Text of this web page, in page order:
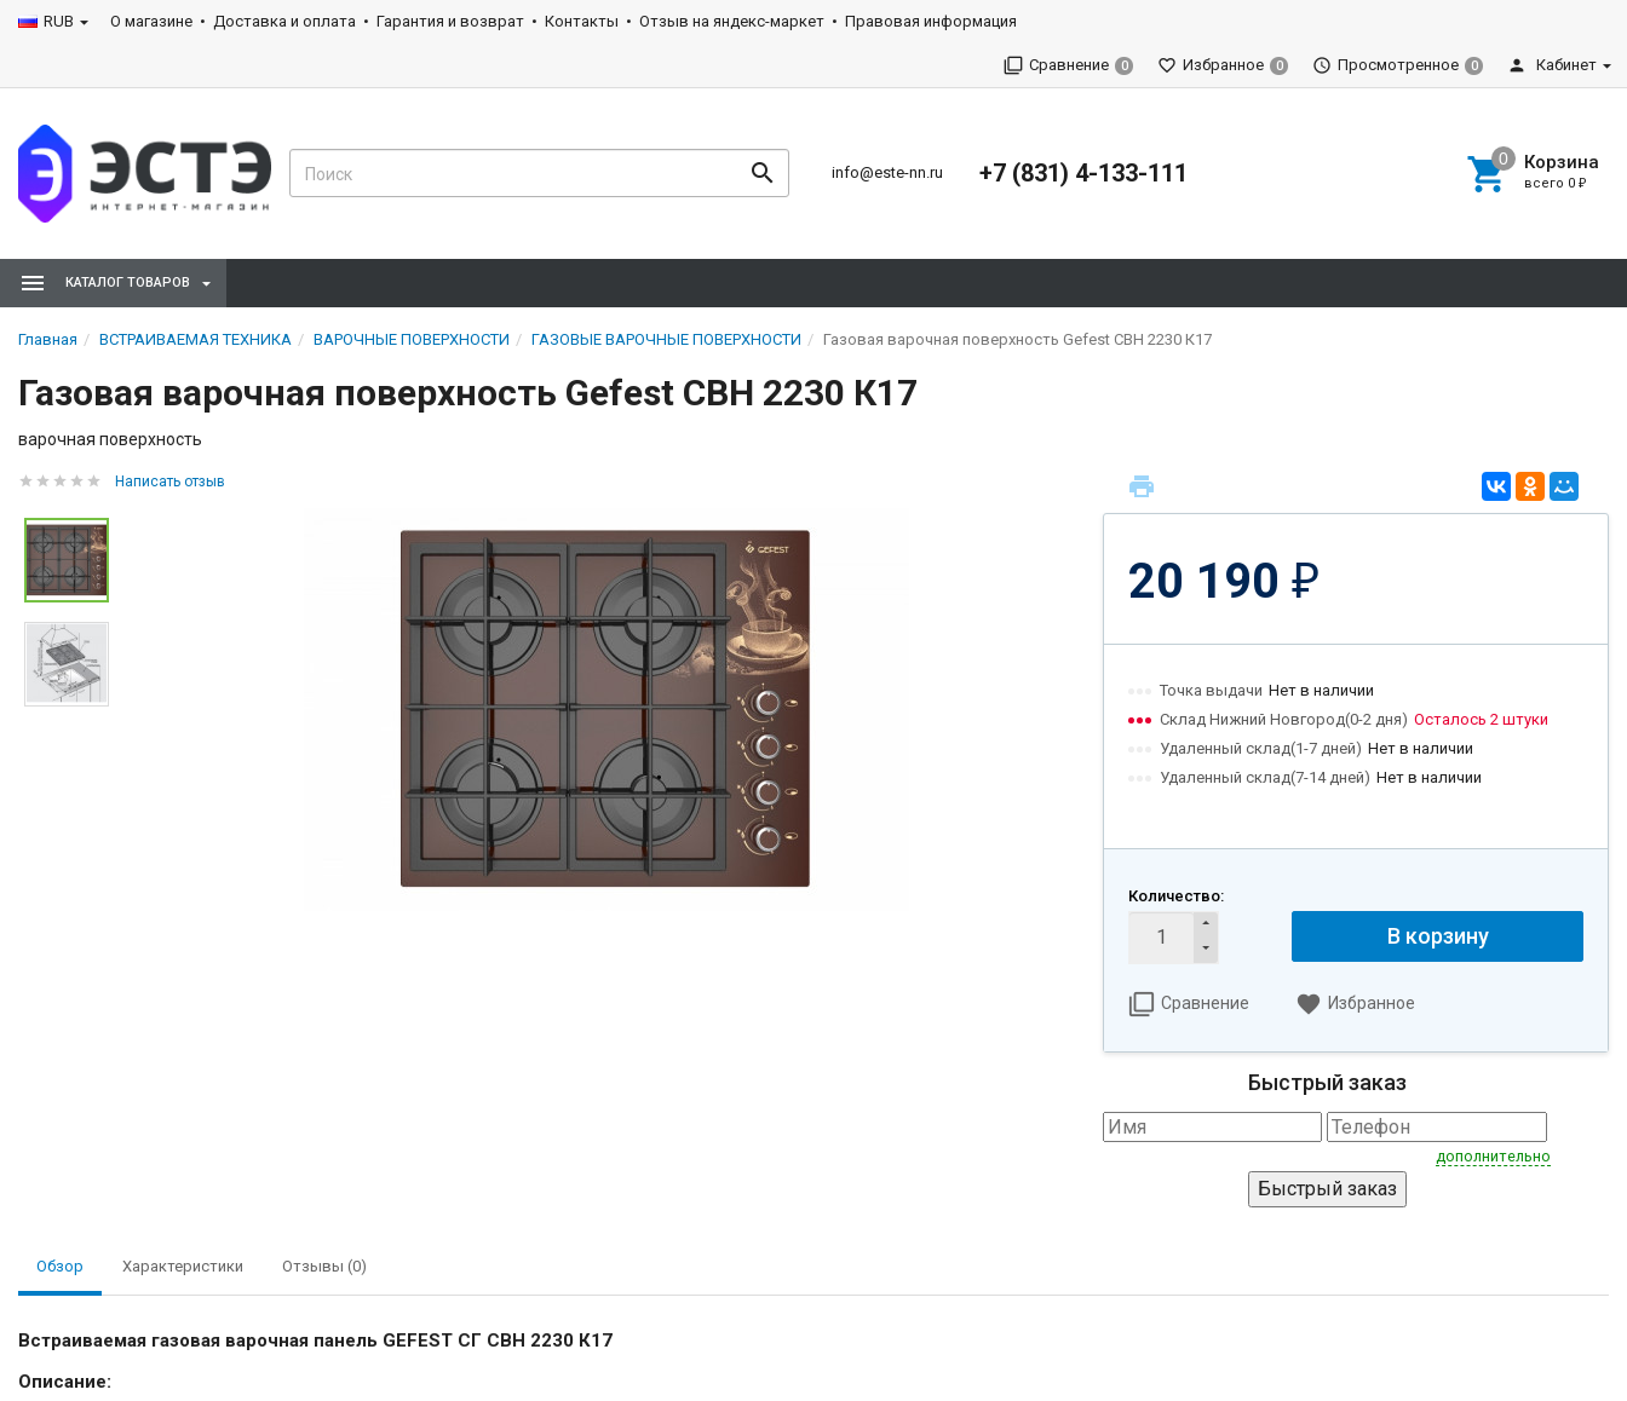
RUB О магазине Доставка и оплата Гарантия и возврат Контакты Отзыв на яндекс-маркет Правовая информация
Сравнение 0 Избранное 0 Просмотренное 0 Кабинет
info@este-nn.ru +7 (831) 4-133-111 Корзина
всего 0 ₽
КАТАЛОГ ТОВАРОВ
Главная ВСТРАИВАЕМАЯ ТЕХНИКА ВАРОЧНЫЕ ПОВЕРХНОСТИ ГАЗОВЫЕ ВАРОЧНЫЕ ПОВЕРХНОСТИ Газовая варочная поверхность Gefest СВН 2230 К17
Газовая варочная поверхность Gefest СВН 2230 К17
варочная поверхность
Написать отзыв
20 190 ₽
Точка выдачи Нет в наличии
Склад Нижний Новгород(0-2 дня) Осталось 2 штуки
Удаленный склад(1-7 дней) Нет в наличии
Удаленный склад(7-14 дней) Нет в наличии
Количество:
В корзину
Сравнение Избранное
Быстрый заказ
дополнительно
Обзор Характеристики Отзывы (0)
Встраиваемая газовая варочная панель GEFEST СГ СВН 2230 К17
Описание: